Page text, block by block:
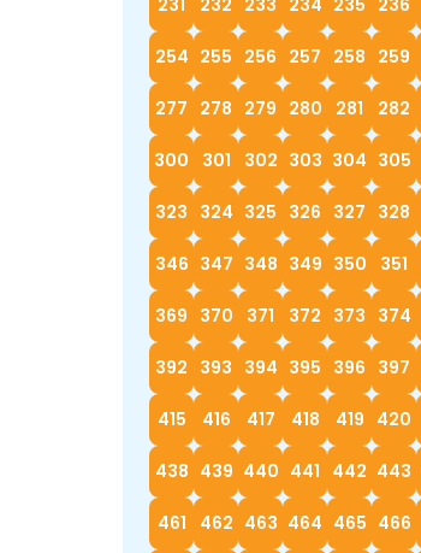
254 255 256 257 258 259
277 278 279 280 281 282
300 301 302 303 304 305
323 324 325 326 327 328
346 347 348 349 350 351
369 370 371 372 373 374
392 393 394 395 396 397
415 416 417 418 419 420
438 439 440 441 442 443
461 462 463 464 465 466